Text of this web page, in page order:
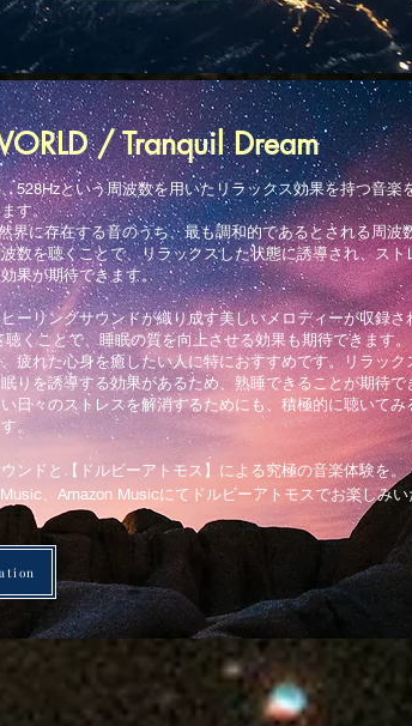
/ Tranquil Dream
528Hzという周波数を用いたリラックス効果を持つ音楽
す。
界に存在する音のうち、最も調和的であるとされる周波
数を聴くことで、リラックスした状態に誘導され、スト
果が期待できます。
ーリングサウンドが織り成す美しいメロディーが収録さ
くことで、睡眠の質を向上させる効果も期待できます。
疲れた心身を癒したい人に特におすすめです。リラック
りを誘導する効果があるため、熟睡できることが期待で
日々のストレスを解消するためにも、積極的に聴いてみ
。
ンドと【ドルビーアトモス】による究極の音楽体験を。
、Amazon Musicにてドルビーアトモスでお楽しみい